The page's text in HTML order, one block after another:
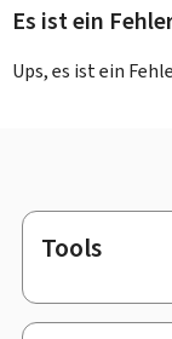
Es ist ein
Ups, es ist ein
Footer
Tools